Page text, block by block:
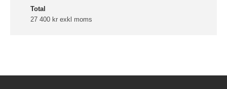
Total
27 400 kr exkl moms